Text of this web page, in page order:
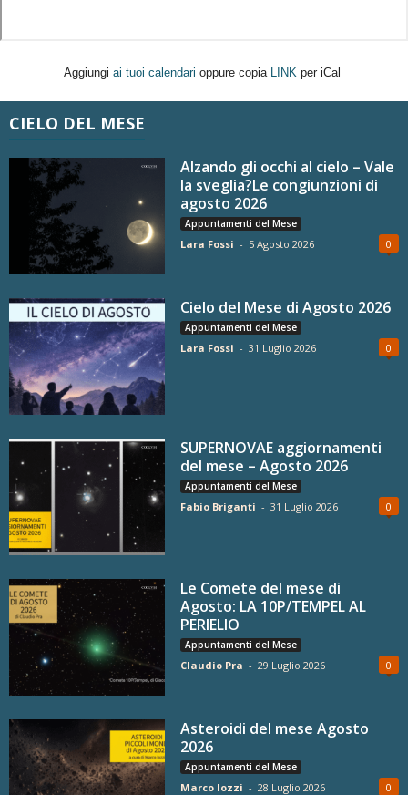
Aggiungi ai tuoi calendari oppure copia LINK per iCal
CIELO DEL MESE
Alzando gli occhi al cielo – Vale
la sveglia?Le congiunzioni di
agosto 2026
Appuntamenti del Mese
Lara Fossi - 5 Agosto 2026 0
Cielo del Mese di Agosto 2026
Appuntamenti del Mese
Lara Fossi - 31 Luglio 2026 0
SUPERNOVAE aggiornamenti
del mese – Agosto 2026
Appuntamenti del Mese
Fabio Briganti - 31 Luglio 2026 0
Le Comete del mese di
Agosto: LA 10P/TEMPEL AL
PERIELIO
Appuntamenti del Mese
Claudio Pra - 29 Luglio 2026 0
Asteroidi del mese Agosto
2026
Appuntamenti del Mese
Marco Iozzi - 28 Luglio 2026 0